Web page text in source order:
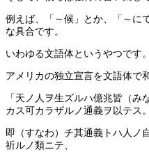
例えば、「～候」とか、「～に
な具合です。
いわゆる文語体というやつです。
アメリカの独立宣言を文語体で
「天ノ人ヲ生ズルハ億兆皆（
カス可カラザルノ通義ヲ以テス。
即（すなわ）チ其通義トハ人ノ
祈ルノ類ニテ、